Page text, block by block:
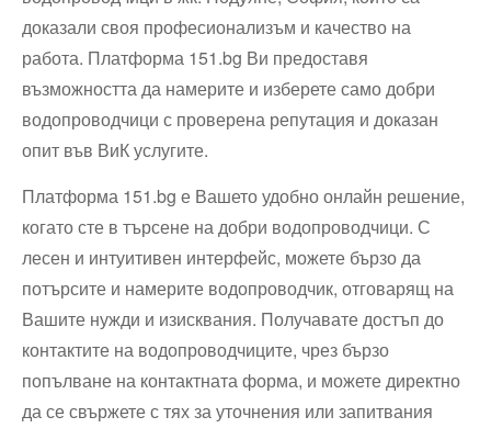
доказали своя професионализъм и качество на
работа. Платформа 151.bg Ви предоставя
възможността да намерите и изберете само добри
водопроводчици с проверена репутация и доказан
опит във ВиК услугите.
Платформа 151.bg е Вашето удобно онлайн решение,
когато сте в търсене на добри водопроводчици. С
лесен и интуитивен интерфейс, можете бързо да
потърсите и намерите водопроводчик, отговарящ на
Вашите нужди и изисквания. Получавате достъп до
контактите на водопроводчиците, чрез бързо
попълване на контактната форма, и можете директно
да се свържете с тях за уточнения или запитвания